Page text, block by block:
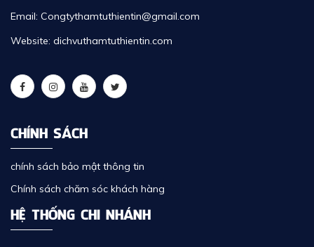
Email: Congtythamtuthientin@gmail.com
Website: dichvuthamtuthientin.com
CHÍNH SÁCH
chính sách bảo mật thông tin
Chính sách chăm sóc khách hàng
HỆ THỐNG CHI NHÁNH